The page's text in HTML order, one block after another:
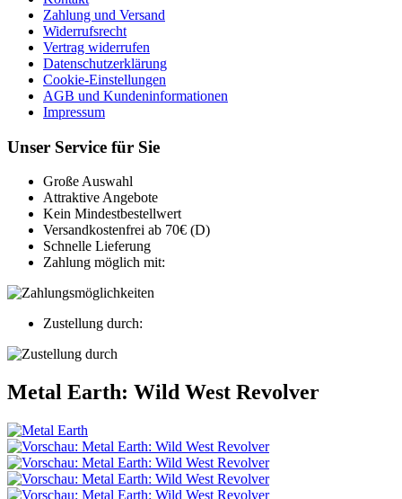
Zahlung und Versand
Widerrufsrecht
Vertrag widerrufen
Datenschutzerklärung
Cookie-Einstellungen
AGB und Kundeninformationen
Impressum
Unser Service für Sie
Große Auswahl
Attraktive Angebote
Kein Mindestbestellwert
Versandkostenfrei ab 70€ (D)
Schnelle Lieferung
Zahlung möglich mit:
Zustellung durch:
Metal Earth: Wild West Revolver